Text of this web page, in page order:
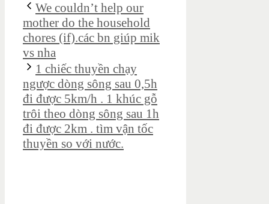
We couldn’t help our
mother do the household
chores (if).các bn giúp mik
vs nha
1 chiếc thuyền chạy
ngược dòng sông sau 0,5h
đi được 5km/h . 1 khúc gỗ
trôi theo dòng sông sau 1h
đi được 2km . tìm vận tốc
thuyền so với nước.